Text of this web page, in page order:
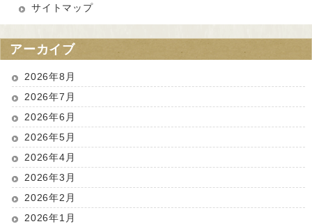
サイトマップ
アーカイブ
2026年8月
2026年7月
2026年6月
2026年5月
2026年4月
2026年3月
2026年2月
2026年1月